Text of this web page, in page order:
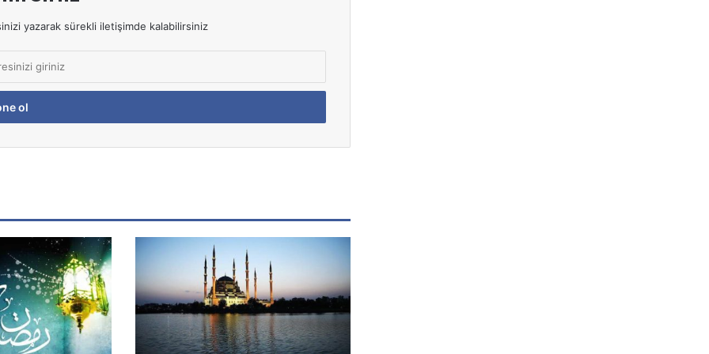
yazarak sürekli iletişimde kalabilirsiniz